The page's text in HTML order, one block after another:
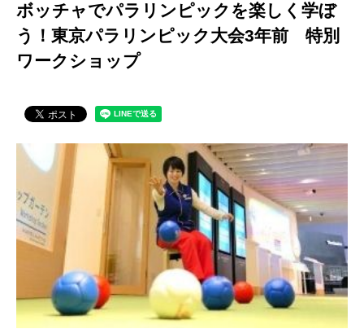
ボッチャでパラリンピックを楽しく学ぼ
う！東京パラリンピック大会3年前 特別
ワークショップ